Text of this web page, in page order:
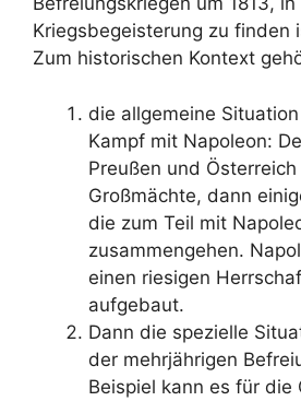
Kriegsbegeisterung zu finden
Zum historischen Kontext
die allgemeine
Kampf mit Napoleon:
Preußen und
Großmächte, dann
die zum Teil mit
zusammengehen.
einen riesigen
aufgebaut.
Dann die spezielle
der mehrjährigen
Beispiel kann es für die